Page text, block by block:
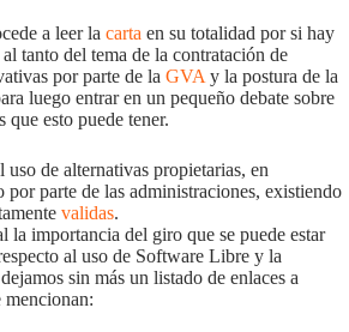
a leer la carta en su totalidad por si hay
tanto del tema de la contratación de
por parte de la GVA y la postura de la
luego entrar en un pequeño debate sobre
esto puede tener.
de alternativas propietarias, en
por parte de las administraciones, existiendo
validas.
la importancia del giro que se puede estar
al uso de Software Libre y la
sin más un listado de enlaces a
mencionan: